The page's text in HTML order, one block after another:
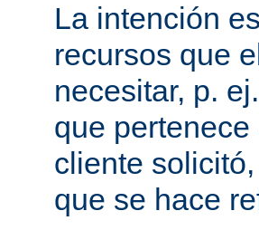
La intención
recursos que
necesitar, p.
que
cliente
que se hace